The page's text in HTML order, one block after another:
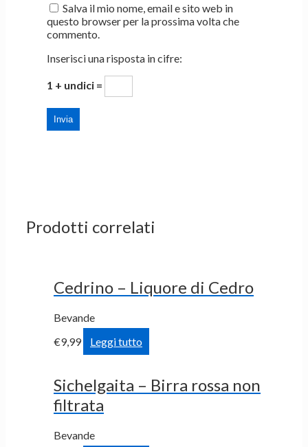
Salva il mio nome, email e sito web in
questo browser per la prossima volta che
commento.
Inserisci una risposta in cifre:
1 + undici =
Prodotti correlati
Cedrino – Liquore di Cedro
Bevande
€9,99 Leggi tutto
Sichelgaita – Birra rossa non
filtrata
Bevande